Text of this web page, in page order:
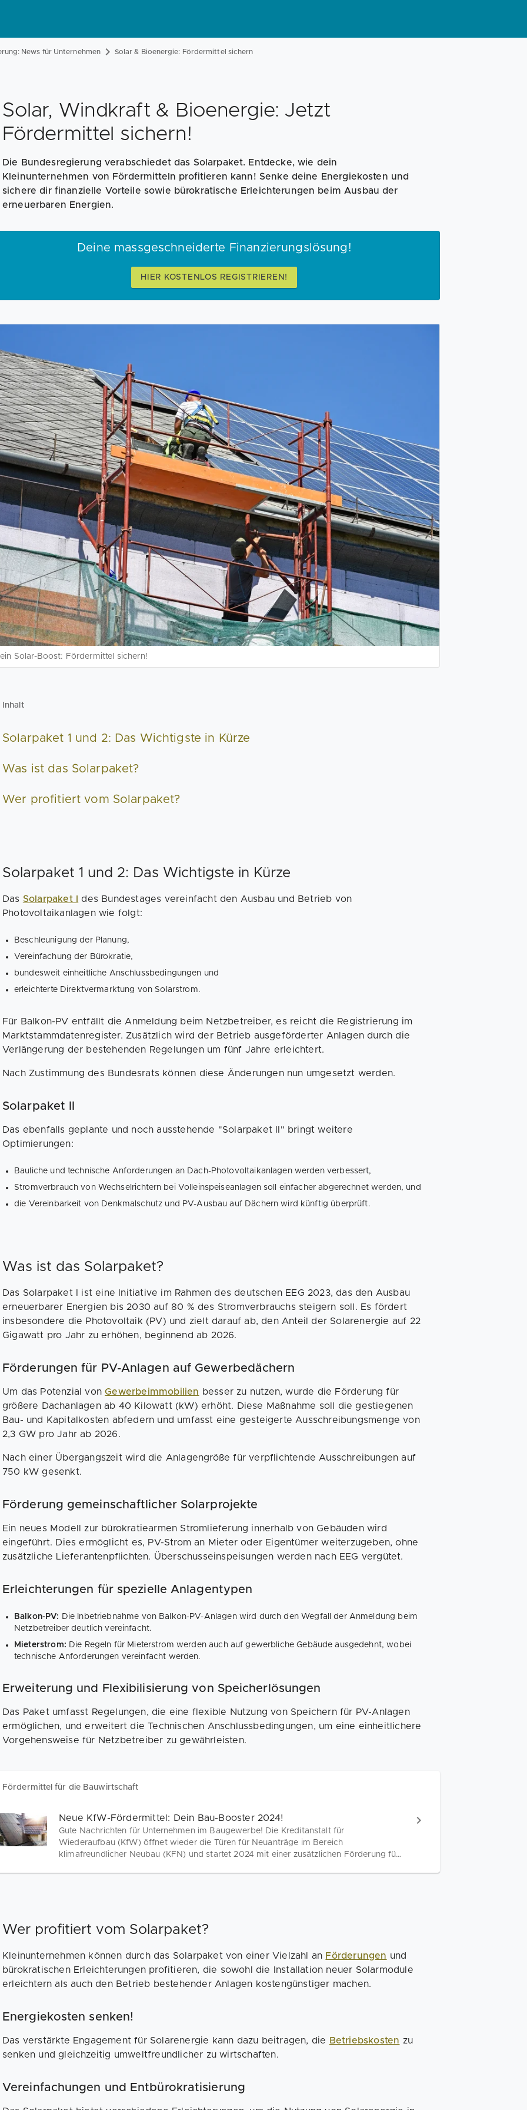
News für Unternehmen Solar & Bioenergie: Fördermittel sichern
Solar, Windkraft & Bioenergie: Jetzt
Fördermittel sichern!
Die Bundesregierung verabschiedet das Solarpaket. Entdecke, wie dein
Kleinunternehmen von Fördermitteln profitieren kann! Senke deine Energiekosten und
sichere dir finanzielle Vorteile sowie bürokratische Erleichterungen beim Ausbau der
erneuerbaren Energien.
Deine massgeschneiderte Finanzierungslösung!
HIER KOSTENLOS REGISTRIEREN!
Solar-Boost: Fördermittel sichern!
Inhalt
Solarpaket 1 und 2: Das Wichtigste in Kürze
Was ist das Solarpaket?
Wer profitiert vom Solarpaket?
Solarpaket 1 und 2: Das Wichtigste in Kürze
Das Solarpaket I
des Bundestages vereinfacht den Ausbau und Betrieb von
Photovoltaikanlagen wie folgt:
Beschleunigung der Planung,
Vereinfachung der Bürokratie,
bundesweit einheitliche Anschlussbedingungen und
erleichterte Direktvermarktung von Solarstrom.
Für Balkon-PV entfällt die Anmeldung beim Netzbetreiber, es reicht die Registrierung im
Marktstammdatenregister. Zusätzlich wird der Betrieb ausgeförderter Anlagen durch die
Verlängerung der bestehenden Regelungen um fünf Jahre erleichtert.
Nach Zustimmung des Bundesrats können diese Änderungen nun umgesetzt werden.
Solarpaket II
Das ebenfalls geplante und noch ausstehende "Solarpaket II" bringt weitere
Optimierungen:
Bauliche und technische Anforderungen an Dach-Photovoltaikanlagen werden verbessert,
Stromverbrauch von Wechselrichtern bei Volleinspeiseanlagen soll einfacher abgerechnet werden, und
die Vereinbarkeit von Denkmalschutz und PV-Ausbau auf Dächern wird künftig überprüft.
Was ist das Solarpaket?
Das Solarpaket I ist eine Initiative im Rahmen des deutschen EEG 2023, das den Ausbau
erneuerbarer Energien bis 2030 auf 80 % des Stromverbrauchs steigern soll. Es fördert
insbesondere die Photovoltaik (PV) und zielt darauf ab, den Anteil der Solarenergie auf 22
Gigawatt pro Jahr zu erhöhen, beginnend ab 2026.
Förderungen für PV-Anlagen auf Gewerbedächern
Um das Potenzial vonGewerbeimmobilien besser zu nutzen, wurde die Förderung für
größere Dachanlagen ab 40 Kilowatt (kW) erhöht. Diese Maßnahme soll die gestiegenen
Bau- und Kapitalkosten abfedern und umfasst eine gesteigerte Ausschreibungsmenge von
2,3 GW pro Jahr ab 2026.
Nach einer Übergangszeit wird die Anlagengröße für verpflichtende Ausschreibungen auf
750 kW gesenkt.
Förderung gemeinschaftlicher Solarprojekte
Ein neues Modell zur bürokratiearmen Stromlieferung innerhalb von Gebäuden wird
eingeführt. Dies ermöglicht es, PV-Strom an Mieter oder Eigentümer weiterzugeben, ohne
zusätzliche Lieferantenpflichten. Überschusseinspeisungen werden nach EEG vergütet.
Erleichterungen für spezielle Anlagentypen
Balkon-PV: Die Inbetriebnahme von Balkon-PV-Anlagen wird durch den Wegfall der Anmeldung beim
Netzbetreiber deutlich vereinfacht.
Mieterstrom: Die Regeln für Mieterstrom werden auch auf gewerbliche Gebäude ausgedehnt, wobei
technische Anforderungen vereinfacht werden.
Erweiterung und Flexibilisierung von Speicherlösungen
Das Paket umfasst Regelungen, die eine flexible Nutzung von Speichern für PV-Anlagen
ermöglichen, und erweitert die Technischen Anschlussbedingungen, um eine einheitlichere
Vorgehensweise für Netzbetreiber zu gewährleisten.
Fördermittel für die Bauwirtschaft
Neue KfW-Fördermittel: Dein Bau-Booster 2024!
Gute Nachrichten für Unternehmen im Baugewerbe! Die Kreditanstalt für
Wiederaufbau (KfW) öffnet wieder die Türen für Neuanträge im Bereich
klimafreundlicher Neubau (KFN) und startet 2024 mit einer zusätzlichen Förderung für
Wer profitiert vom Solarpaket?
Kleinunternehmen können durch das Solarpaket von einer Vielzahl an Förderungen und
bürokratischen Erleichterungen profitieren, die sowohl die Installation neuer Solarmodule
erleichtern als auch den Betrieb bestehender Anlagen kostengünstiger machen.
Energiekosten senken!
Das verstärkte Engagement für Solarenergie kann dazu beitragen, die Betriebskosten zu
senken und gleichzeitig umweltfreundlicher zu wirtschaften.
Vereinfachungen und Entbürokratisierung